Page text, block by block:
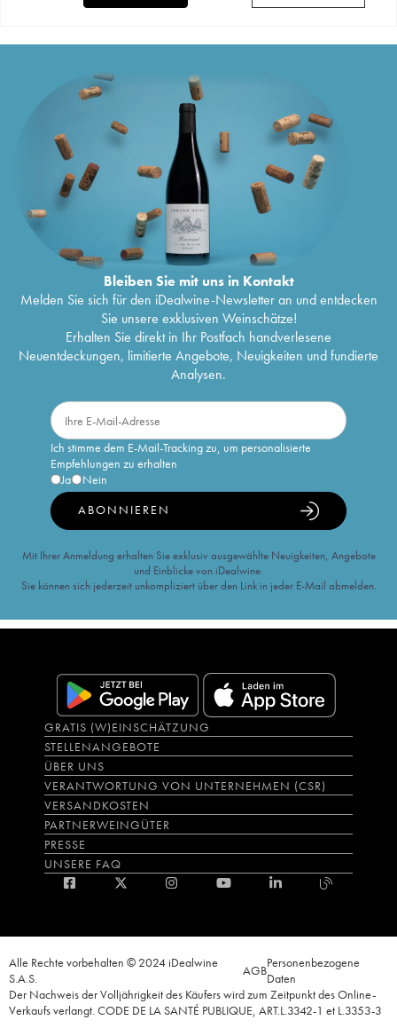
Bleiben Sie mit uns in Kontakt
Melden Sie sich für den iDealwine-Newsletter an und entdecken
Sie unsere exklusiven Weinschätze!
Erhalten Sie direkt in Ihr Postfach handverlesene
Neuentdeckungen, limitierte Angebote, Neuigkeiten und fundierte
Analysen.
Ich stimme dem E-Mail-Tracking zu, um personalisierte
Empfehlungen zu erhalten
Ja
Nein
ABONNIEREN
Mit Ihrer Anmeldung erhalten Sie exklusiv ausgewählte Neuigkeiten, Angebote
und Einblicke von iDealwine.
Sie können sich jederzeit unkompliziert über den Link in jeder E-Mail abmelden.
GRATIS (W)EINSCHÄTZUNG
STELLENANGEBOTE
ÜBER UNS
VERANTWORTUNG VON UNTERNEHMEN (CSR)
VERSANDKOSTEN
PARTNERWEINGÜTER
PRESSE
UNSERE FAQ
Alle Rechte vorbehalten © 2024 iDealwine
S.A.S.
AGBPersonenbezogene
Daten
Der Nachweis der Volljährigkeit des Käufers wird zum Zeitpunkt des Online-
Verkaufs verlangt. CODE DE LA SANTÉ PUBLIQUE, ART.L.3342-1 et L.3353-3